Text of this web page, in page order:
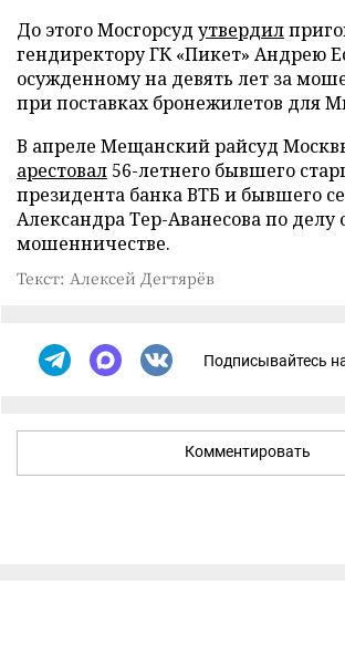
До этого Мосгорсуд утвердил
гендиректору ГК «Пикет» Андрею
осужденному на девять лет за
при поставках бронежилетов для
В апреле Мещанский райсуд
арестовал 56-летнего бывшего
президента банка ВТБ и бывшего
Александра Тер-Аванесова по делу
мошенничестве.
Текст: Алексей Дегтярёв
Подписывайтесь
Комментировать